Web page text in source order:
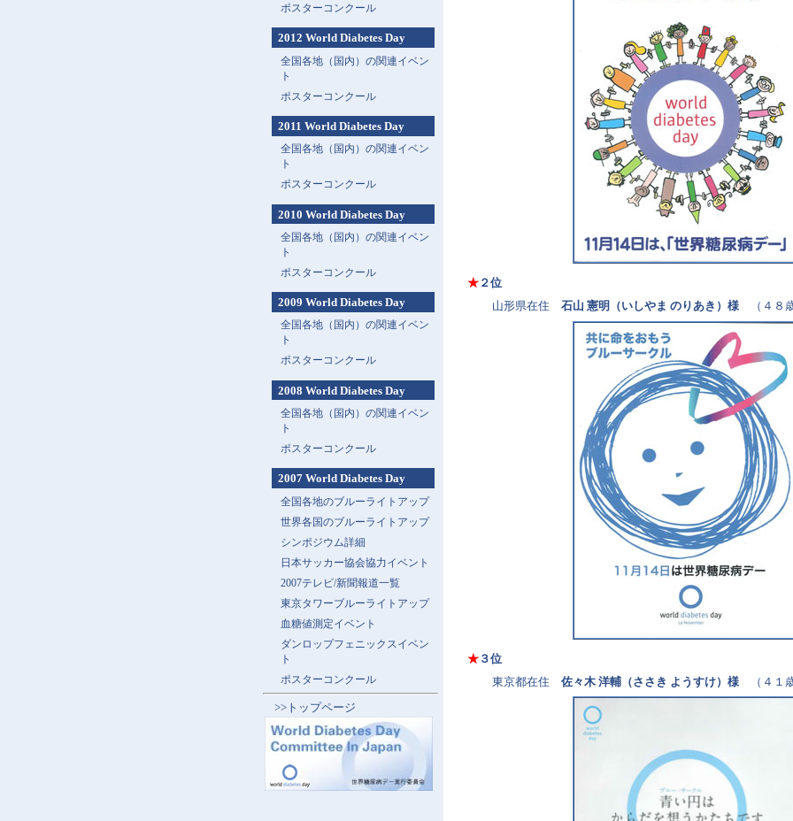
★ ２位
山形県在住 石山 憲明（いしやま のりあき）様（４８
★ ３位
東京都在住 佐々木 洋輔（ささき ようすけ）様（４１
ポスターコンクール
2012 World Diabetes Day
全国各地（国内）の関連イベン
ト
ポスターコンクール
2011 World Diabetes Day
全国各地（国内）の関連イベン
ト
ポスターコンクール
2010 World Diabetes Day
全国各地（国内）の関連イベン
ト
ポスターコンクール
2009 World Diabetes Day
全国各地（国内）の関連イベン
ト
ポスターコンクール
2008 World Diabetes Day
全国各地（国内）の関連イベン
ト
ポスターコンクール
2007 World Diabetes Day
全国各地のブルーライトアップ
世界各国のブルーライトアップ
シンポジウム詳細
日本サッカー協会協力イベント
2007テレビ/新聞報道一覧
東京タワーブルーライトアップ
血糖値測定イベント
ダンロップフェニックスイベン
ト
ポスターコンクール
>>トップページ